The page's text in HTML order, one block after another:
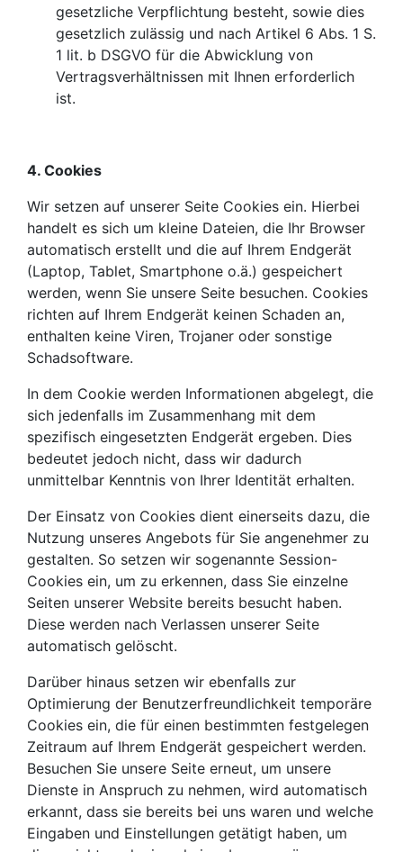
gesetzliche Verpflichtung besteht, sowie dies
gesetzlich zulässig und nach Artikel 6 Abs. 1 S.
1 lit. b DSGVO für die Abwicklung von
Vertragsverhältnissen mit Ihnen erforderlich
ist.
4. Cookies
Wir setzen auf unserer Seite Cookies ein. Hierbei
handelt es sich um kleine Dateien, die Ihr Browser
automatisch erstellt und die auf Ihrem Endgerät
(Laptop, Tablet, Smartphone o.ä.) gespeichert
werden, wenn Sie unsere Seite besuchen. Cookies
richten auf Ihrem Endgerät keinen Schaden an,
enthalten keine Viren, Trojaner oder sonstige
Schadsoftware.
In dem Cookie werden Informationen abgelegt, die
sich jedenfalls im Zusammenhang mit dem
spezifisch eingesetzten Endgerät ergeben. Dies
bedeutet jedoch nicht, dass wir dadurch
unmittelbar Kenntnis von Ihrer Identität erhalten.
Der Einsatz von Cookies dient einerseits dazu, die
Nutzung unseres Angebots für Sie angenehmer zu
gestalten. So setzen wir sogenannte Session-
Cookies ein, um zu erkennen, dass Sie einzelne
Seiten unserer Website bereits besucht haben.
Diese werden nach Verlassen unserer Seite
automatisch gelöscht.
Darüber hinaus setzen wir ebenfalls zur
Optimierung der Benutzerfreundlichkeit temporäre
Cookies ein, die für einen bestimmten festgelegen
Zeitraum auf Ihrem Endgerät gespeichert werden.
Besuchen Sie unsere Seite erneut, um unsere
Dienste in Anspruch zu nehmen, wird automatisch
erkannt, dass sie bereits bei uns waren und welche
Eingaben und Einstellungen getätigt haben, um